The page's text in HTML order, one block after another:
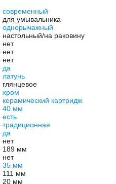
современный
для умывальника
однорычажный
настольный/на раковину
нет
нет
нет
да
латунь
глянцевое
хром
керамический картридж
40 мм
есть
традиционная
да
нет
189 мм
нет
35 мм
111 мм
20 мм